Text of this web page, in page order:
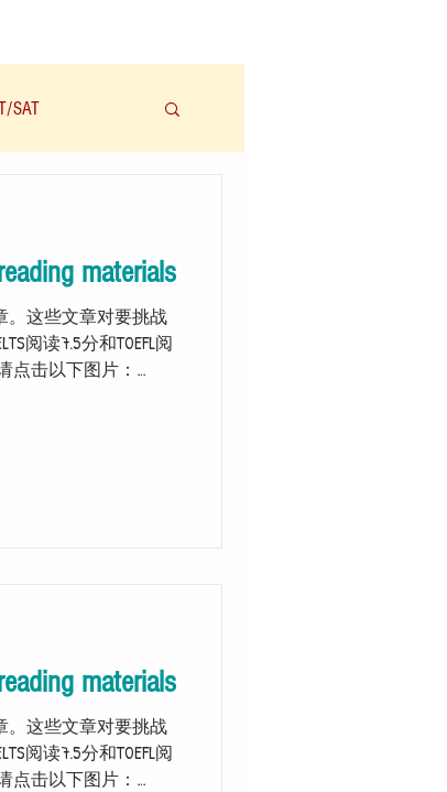
SAT
materials
。这些文章对要挑战
阅读7.5分和TOEFL阅
点击以下图片：
materials
。这些文章对要挑战
阅读7.5分和TOEFL阅
点击以下图片：